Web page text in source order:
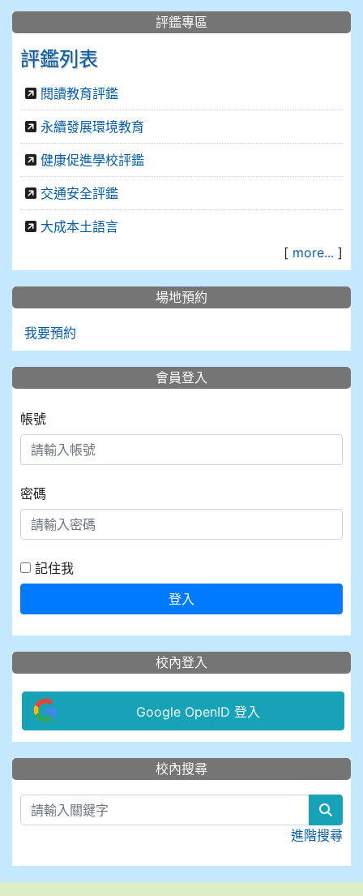
評鑑專區
評鑑列表
閱讀教育評鑑
永續發展環境教育
健康促進學校評鑑
交通安全評鑑
大成本土語言
[ more... ]
場地預約
我要預約
會員登入
帳號
密碼
記住我
登入
校內登入
Google OpenID 登入
::: 校內搜尋
進階搜尋